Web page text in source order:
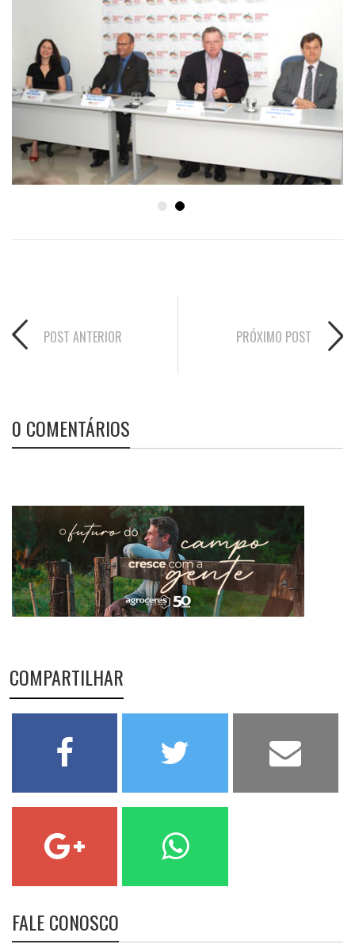
POST ANTERIOR PRÓXIMO POST
0 COMENTÁRIOS
COMPARTILHAR
FALE CONOSCO